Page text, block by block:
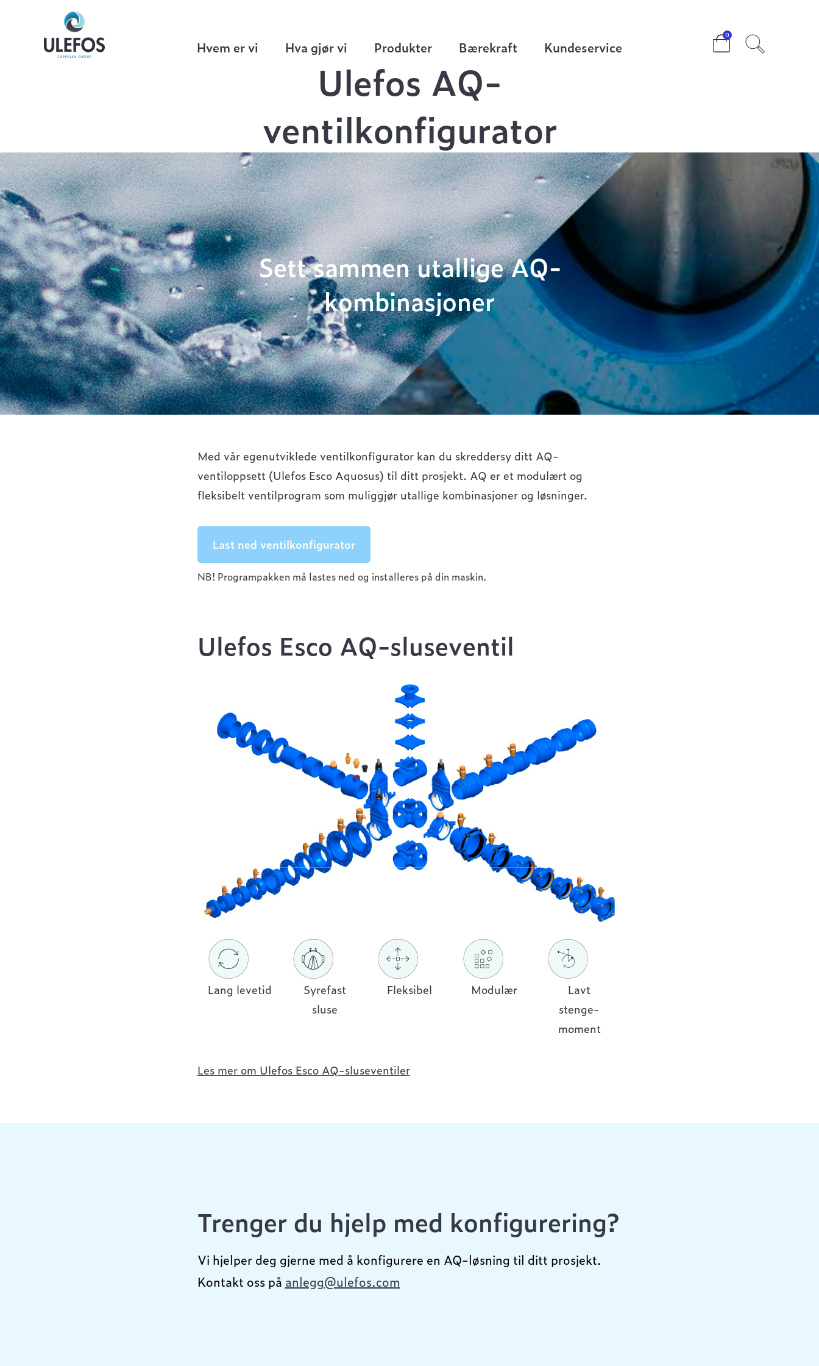
0
Hvem er vi Hva gjør vi Produkter Bærekraft Kundeservice
Ulefos>
Ulefos AQ-
ventilkonfigurator
Sett sammen utallige AQ-
kombinasjoner
Med vår egenutviklede ventilkonfigurator kan du skreddersy ditt AQ-
ventiloppsett (Ulefos Esco Aquosus) til ditt prosjekt. AQ er et modulært og
fleksibelt ventilprogram som muliggjør utallige kombinasjoner og løsninger.
Last ned ventilkonfigurator
NB! Programpakken må lastes ned og installeres på din maskin.
Ulefos Esco AQ-sluseventil
Lang levetid
Syrefast
sluse
Fleksibel Modulær
Lavt
stenge-
moment
Les mer om Ulefos Esco AQ-sluseventiler
Trenger du hjelp med konfigurering?
Vi hjelper deg gjerne med å konfigurere en AQ-løsning til ditt prosjekt.
Kontakt oss på anlegg@ulefos.com